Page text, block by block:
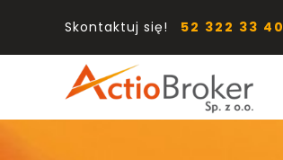
Skontaktuj się! 52 322 33 40